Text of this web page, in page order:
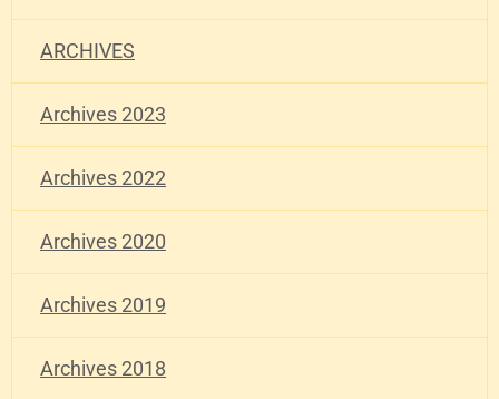
ARCHIVES
Archives 2023
Archives 2022
Archives 2020
Archives 2019
Archives 2018